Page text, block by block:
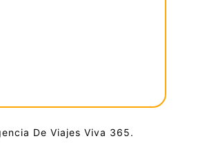
De Viajes Viva 365.